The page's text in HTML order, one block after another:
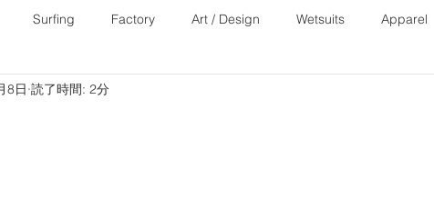
Surfing Factory Art / Design Wetsuits Apparel
Used Board
8日 読了時間: 2分